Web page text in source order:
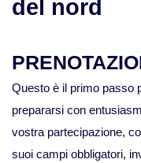
Viaggi in
Viaggi in
Viaggi in
Viaggi in
del nord
Questo è il primo passo
prepararsi con
vostra partecipazione,
suoi campi obbligatori,